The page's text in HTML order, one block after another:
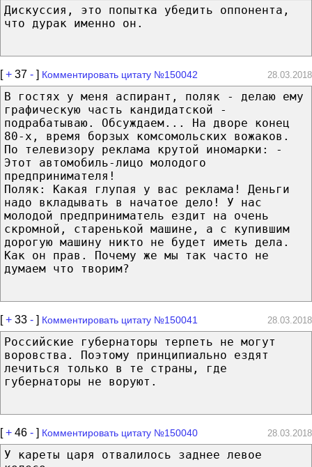
Дискуссия, это попытка убедить оппонента,
что дурак именно он.
[+ 37 - ] Комментировать цитату №150042 28.03.2018
В гостях у меня аспирант, поляк - делаю ему
графическую часть кандидатской -
подрабатываю. Обсуждаем... На дворе конец
80-х, время борзых комсомольских вожаков.
По телевизору реклама крутой иномарки: -
Этот автомобиль-лицо молодого
предпринимателя!
Поляк: Какая глупая у вас реклама! Деньги
надо вкладывать в начатое дело! У нас
молодой предприниматель ездит на очень
скромной, старенькой машине, а с купившим
дорогую машину никто не будет иметь дела.
Как он прав. Почему же мы так часто не
думаем что творим?
[+ 33 - ] Комментировать цитату №150041 28.03.2018
Российские губернаторы терпеть не могут
воровства. Поэтому принципиально ездят
лечиться только в те страны, где
губернаторы не воруют.
[+ 46 - ] Комментировать цитату №150040 28.03.2018
У кареты царя отвалилось заднее левое